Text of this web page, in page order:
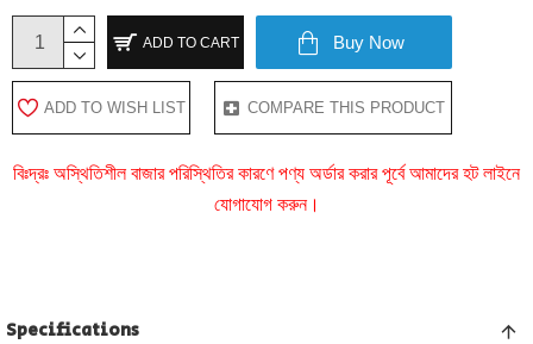
ADD TO CART Buy Now
ADD TO WISH LIST COMPARE THIS PRODUCT
বিঃদ্রঃ অস্থিতিশীল বাজার পরিস্থিতির কারণে পণ্য অর্ডার করার পূর্বে আমাদের হট লাইনে
যোগাযোগ করুন।
Specifications